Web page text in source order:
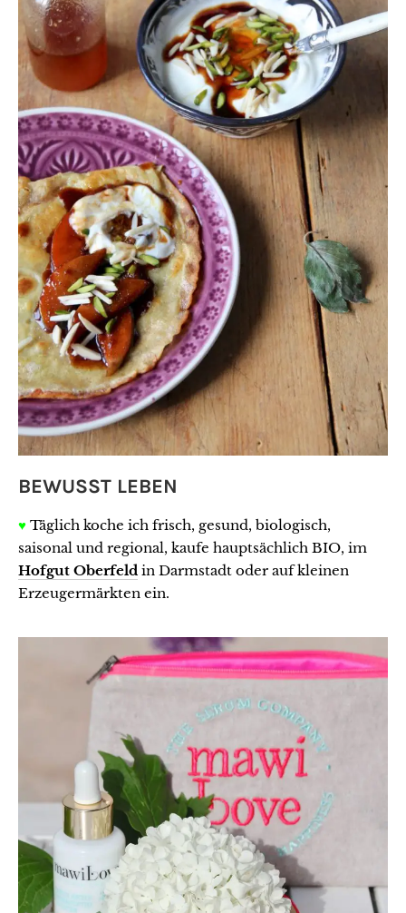
BEWUSST LEBEN
♥ Täglich koche ich frisch, gesund, biologisch,
saisonal und regional, kaufe hauptsächlich BIO, im
Hofgut Oberfeld in Darmstadt oder auf kleinen
Erzeugermärkten ein.